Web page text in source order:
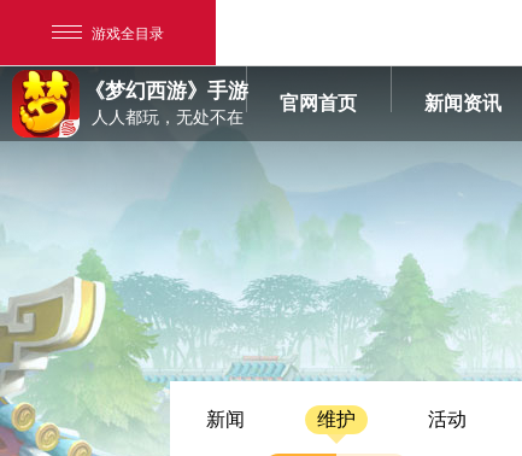
游戏全目录
网易游戏
游戏爱好者
我的足迹： 梦幻西游手游
《梦幻西游》手游
人人都玩，无处不在
官网首页 新闻资讯
新闻 维护 活动